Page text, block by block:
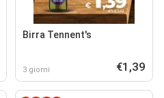
Birra Tennent's
3 giorni €1,39